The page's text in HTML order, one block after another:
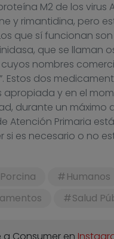
M2 de los virus
y rimantidina, pero
que sí funcionan
que se llaman
nombres
Estos dos
apropiada y en el
durante un máximo
Atención Primaria
si es necesario o no
Humanos
Salud